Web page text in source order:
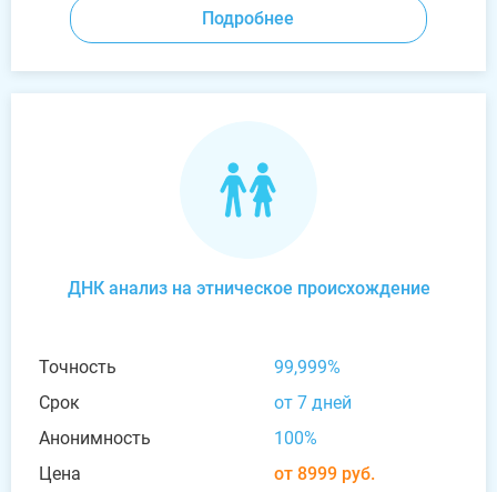
Подробнее
ДНК анализ на этническое происхождение
Точность
99,999%
Срок
от 7 дней
Анонимность
100%
Цена
от 8999 руб.